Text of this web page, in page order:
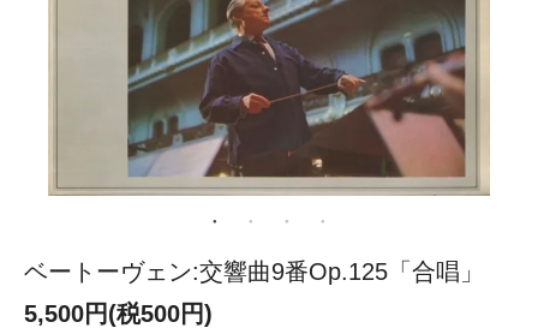
ベートーヴェン:交響曲9番Op.125「合唱」
5,500円(税500円)